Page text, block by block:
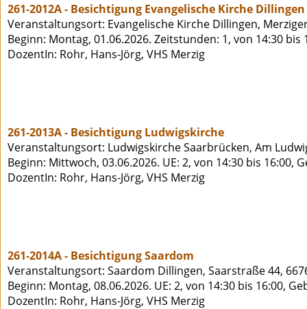
261-2012A - Besichtigung Evangelische Kirche Dillingen
Veranstaltungsort: Evangelische Kirche Dillingen,
Beginn: Montag, 01.06.2026. Zeitstunden: 1, von 14:30 bis
DozentIn: Rohr, Hans-Jörg, VHS Merzig
261-2013A - Besichtigung Ludwigskirche
Veranstaltungsort: Ludwigskirche Saarbrücken, Am
Beginn: Mittwoch, 03.06.2026. UE: 2, von 14:30 bis 16:00,
DozentIn: Rohr, Hans-Jörg, VHS Merzig
261-2014A - Besichtigung Saardom
Veranstaltungsort: Saardom Dillingen, Saarstraße 44,
Beginn: Montag, 08.06.2026. UE: 2, von 14:30 bis 16:00,
DozentIn: Rohr, Hans-Jörg, VHS Merzig